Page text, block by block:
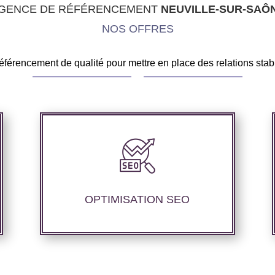
DE RÉFÉRENCEMENT NEUVILLE-SUR-
NOS OFFRES
de qualité pour mettre en place des relations
OPTIMISATION SEO
Nous offrons des services d’optimisation
technique de site web, d’ajustement de
performances de référencement.